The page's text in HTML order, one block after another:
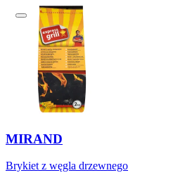
MIRAND
Brykiet z węgla drzewnego